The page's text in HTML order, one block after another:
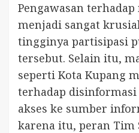
Pengawasan
menjadi sangat
tingginya partisipasi
tersebut. Selain itu,
seperti Kota Kupang
terhadap
akses ke sumber
karena itu, peran Tim